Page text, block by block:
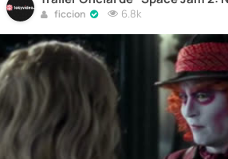
ficcion 6.8k